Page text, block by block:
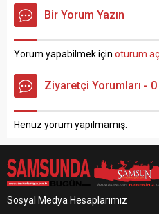
vazgeçilmezi pidenin fiyatı
Samsun’da da belli oldu.
Sanatkarları Odaları Birliği
(SESOB) Başkanı Hacı Eyüb
Güler, geçen yıl 20 TL’den
satılan 320 gram sade
Bir Yorum Yazın
Yorum yapabilmek için oturum
Ziyaretçi Yorumları -
Henüz yorum yapılmamış.
Sosyal Medya Hesaplarımız